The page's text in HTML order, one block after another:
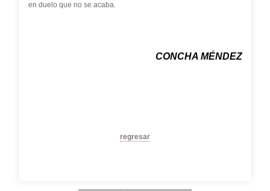
en duelo que no se acaba.
CONCHA MÉNDEZ
regresar